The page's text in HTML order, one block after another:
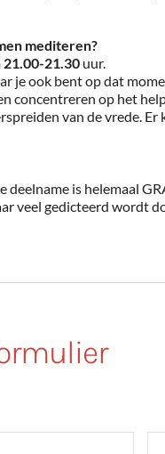
mediteren?
21.00-21.30 uur.
je ook bent op dat
concentreren op het
van de vrede. Er
deelname is helemaal
veel gedicteerd wordt